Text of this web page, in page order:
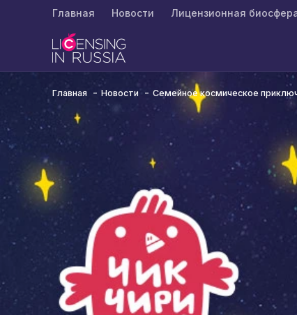
Главная Новости Лицензионная
Главная Новости Семейное космическое